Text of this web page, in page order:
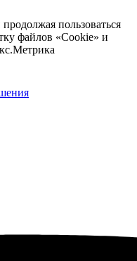
пользоваться
файлов «Cookie» и